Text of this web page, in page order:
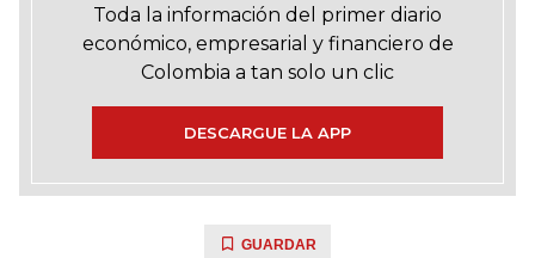
Toda la información del primer diario
económico, empresarial y financiero de
Colombia a tan solo un clic
DESCARGUE LA APP
GUARDAR